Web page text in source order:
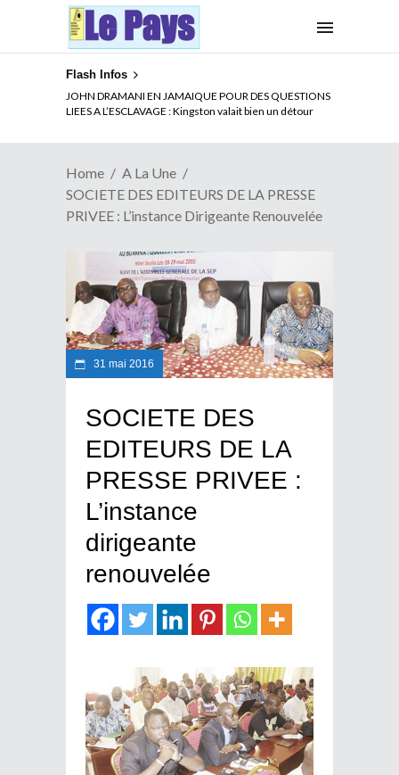
Flash Infos
JOHN DRAMANI EN JAMAIQUE POUR DES QUESTIONS
LIEES A L’ESCLAVAGE : Kingston valait bien un détour
ELECTION DE TALON A LA TETE DU SENAT BENINOIS :
Quand Patrice quitte le pouvoir sans partir !
Home
A La Une
SOCIETE DES EDITEURS DE LA PRESSE
PRIVEE : L’instance Dirigeante Renouvelée
31 mai 2016
SOCIETE DES
EDITEURS DE LA
PRESSE PRIVEE :
L’instance
dirigeante
renouvelée